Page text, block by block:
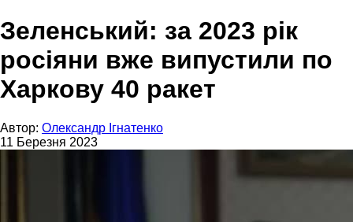
Зеленський: за 2023 рік
росіяни вже випустили по
Харкову 40 ракет
Автор: Олександр Ігнатенко
11 Березня 2023